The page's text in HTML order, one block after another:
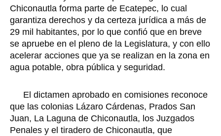
Chiconautla forma parte de Ecatepec, lo cual
garantiza derechos y da certeza jurídica a más de
29 mil habitantes, por lo que confió que en breve
se apruebe en el pleno de la Legislatura, y con ello
acelerar acciones que ya se realizan en la zona en
agua potable, obra pública y seguridad.
El dictamen aprobado en comisiones reconoce
que las colonias Lázaro Cárdenas, Prados San
Juan, La Laguna de Chiconautla, los Juzgados
Penales y el tiradero de Chiconautla, que